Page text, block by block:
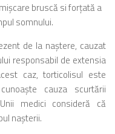
bruscă si forţată a
somnului.
de la naştere, cauzat
responsabil de extensia
caz, torticolisul este
cauza scurtării
medici consideră că
naşterii.